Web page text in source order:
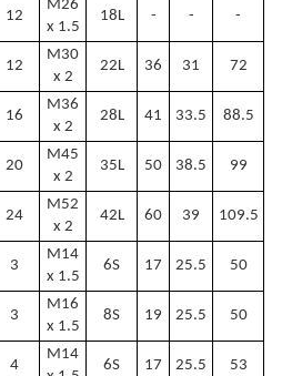
12
M26
x 1.5
18L - - -
12
M30
x 2
22L 36 31 72
16
M36
x 2
28L 41 33.5 88.5
20
M45
x 2
35L 50 38.5 99
24
M52
x 2
42L 60 39 109.5
3
M14
x 1.5
6S 17 25.5 50
3
M16
x 1.5
8S 19 25.5 50
4
M14
6S 17 25.5 53